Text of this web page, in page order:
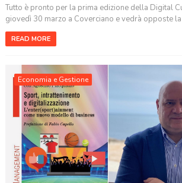
Tutto è pronto per la prima edizione della Digital
giovedì 30 marzo a Coverciano e vedrà opposte
READ MORE
Economia e Gestione